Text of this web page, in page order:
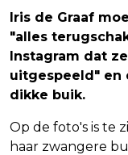
Iris de Graaf
"alles
Instagram dat
uitgespeeld" en
dikke buik.
Op de foto's is te
haar zwangere